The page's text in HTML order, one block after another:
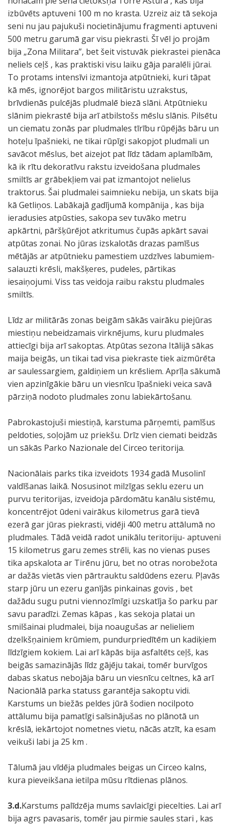
izbūvēts aptuveni 100 m no krasta. Uzreiz aiz tā sekoja
seni nu jau pajukuši nocietinājumu fragmenti aptuveni
500 metru garumā gar visu piekrasti. Šī vēl jo projām
bija „Zona Militara”, bet šeit vistuvāk piekrastei pienāca
neliels ceļš , kas praktiski visu laiku gāja paralēli jūrai.
To protams intensīvi izmantoja atpūtnieki, kuri tāpat
kā mēs, ignorējot bargos militāristu uzrakstus,
brīvdienās pulcējās pludmalē biezā slāni. Atpūtnieku
slānim piekrastē bija arī atbilstošs mēslu slānis. Pilsētu
un ciematu zonās par pludmales tīrību rūpējās bāru un
hoteļu īpašnieki, ne tikai rūpīgi sakopjot pludmali un
savācot mēslus, bet aizejot pat līdz tādam aplamībām,
kā ik rītu dekoratīvu rakstu izveidošana pludmales
smiltīs ar grābekļiem vai pat izmantojot nelielus
traktorus. Šai pludmalei saimnieku nebija, un skats bija
kā Getliņos. Labākajā gadījumā kompānija , kas bija
ieradusies atpūsties, sakopa sev tuvāko metru
apkārtni, pāršķūrējot atkritumus čupās apkārt savai
atpūtas zonai. No jūras izskalotās drazas pamīšus
mētājās ar atpūtnieku pamestiem uzdzīves labumiem-
salauzti krēsli, makšķeres, pudeles, pārtikas
iesaiņojumi. Viss tas veidoja raibu rakstu pludmales
smiltīs.
Līdz ar militārās zonas beigām sākās vairāku piejūras
miestiņu nebeidzamais virknējums, kuru pludmales
attiecīgi bija arī sakoptas. Atpūtas sezona Itālijā sākas
maija beigās, un tikai tad visa piekraste tiek aizmūrēta
ar saulessargiem, galdiņiem un krēsliem. Aprīļa sākumā
vien apzinīgākie bāru un viesnīcu īpašnieki veica savā
pārziņā nodoto pludmales zonu labiekārtošanu.
Pabrokastojuši miestiņā, karstuma pārņemti, pamīšus
peldoties, soļojām uz priekšu. Drīz vien ciemati beidzās
un sākās Parko Nazionale del Circeo teritorija.
Nacionālais parks tika izveidots 1934 gadā Musolinī
valdīšanas laikā. Nosusinot milzīgas seklu ezeru un
purvu teritorijas, izveidoja pārdomātu kanālu sistēmu,
koncentrējot ūdeni vairākus kilometrus garā tievā
ezerā gar jūras piekrasti, vidēji 400 metru attālumā no
pludmales. Tādā veidā radot unikālu teritoriju- aptuveni
15 kilometrus garu zemes strēli, kas no vienas puses
tika apskalota ar Tirēnu jūru, bet no otras norobežota
ar dažās vietās vien pārtrauktu saldūdens ezeru. Pļavās
starp jūru un ezeru ganījās pinkainas govis , bet
dažādu sugu putni viennozīmīgi uzskatīja šo parku par
savu paradīzi. Zemas kāpas , kas sekoja platai un
smilšainai pludmalei, bija noaugušas ar nelieliem
dzelkšņainiem krūmiem, pundurpriedītēm un kadiķiem
līdzīgiem kokiem. Lai arī kāpās bija asfaltēts ceļš, kas
beigās samazinājās līdz gājēju takai, tomēr burvīgos
dabas skatus nebojāja bāru un viesnīcu celtnes, kā arī
Nacionālā parka statuss garantēja sakoptu vidi.
Karstums un biežās peldes jūrā šodien nocilpoto
attālumu bija pamatīgi saīsinājušas no plānotā un
krēslā, iekārtojot nometnes vietu, nācās atzīt, ka esam
veikuši labi ja 25 km .
Tālumā jau vīdēja pludmales beigas un Circeo kalns,
kura pieveikšana ietilpa mūsu rītdienas plānos.
3.d.Karstums palīdzēja mums savlaicīgi piecelties. Lai arī
bija agrs pavasaris, tomēr jau pirmie saules stari , kas